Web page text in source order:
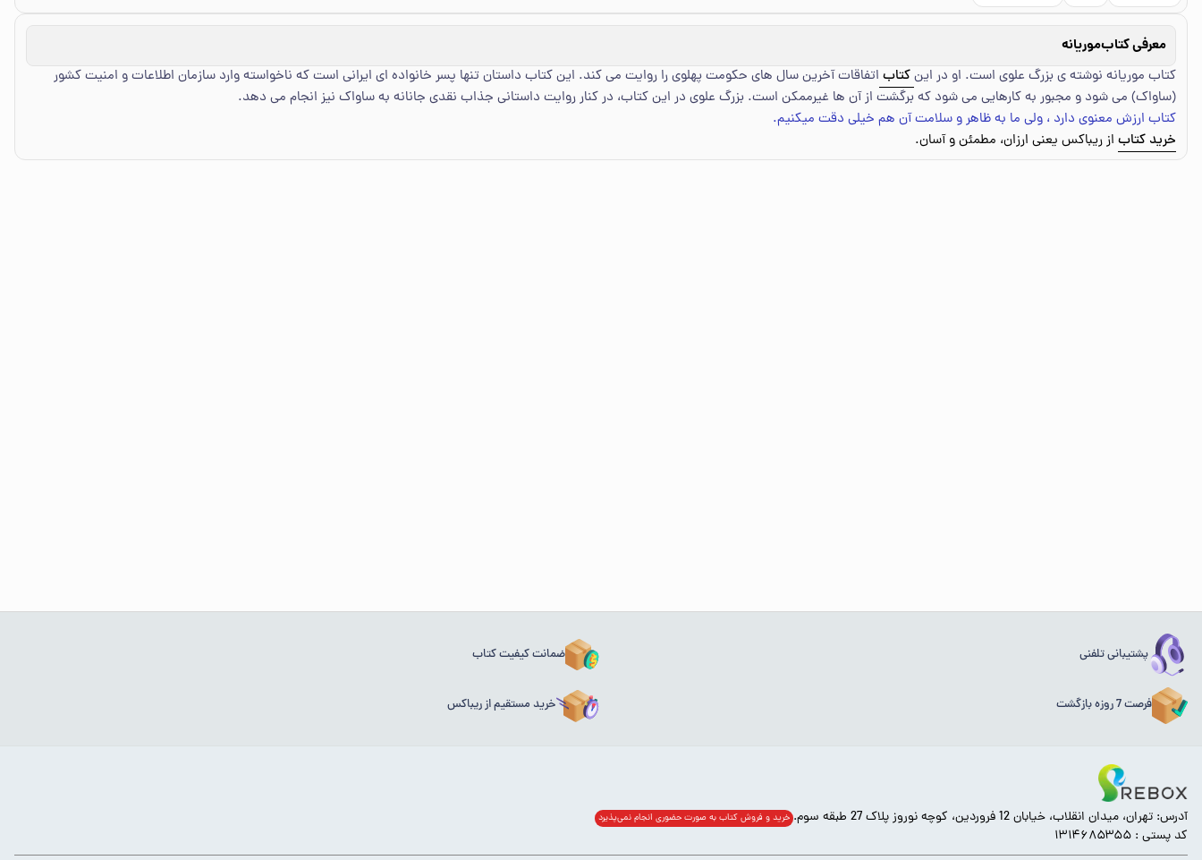
معرفی کتابموریانه
کتاب موریانه نوشته ی بزرگ علوی است. او در اینکتاب اتفاقات آخرین سال های حکومت پهلوی را روایت می کند. این کتاب داستان تنها پسر خانواده ای ایرانی است که ناخواسته وارد سازمان اطلاعات و امنیت کشور
(ساواک) می شود و مجبور به کارهایی می شود که برگشت از آن ها غیرممکن است. بزرگ علوی در این کتاب، در کنار روایت داستانی جذاب نقدی جانانه به ساواک نیز انجام می دهد.
کتاب ارزش معنوی دارد ، ولی ما به ظاهر و سلامت آن هم خیلی دقت میکنیم.
خرید کتاب از ریباکس یعنی ارزان، مطمئن و آسان.
پشتیبانی تلفنی ضمانت کیفیت کتاب
فرصت 7 روزه بازگشت خرید مستقیم از ریباکس
آدرس: تهران، میدان انقلاب، خیابان 12 فروردین، کوچه نوروز پلاک 27 طبقه سوم. خرید و فروش کتاب به صورت حضوری انجام‌ نمی‌پذیرد
کد پستی : ۱۳۱۴۶۸۵۳۵۵